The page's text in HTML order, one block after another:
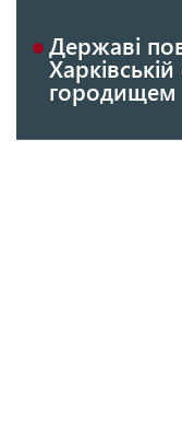
Державі
городищем